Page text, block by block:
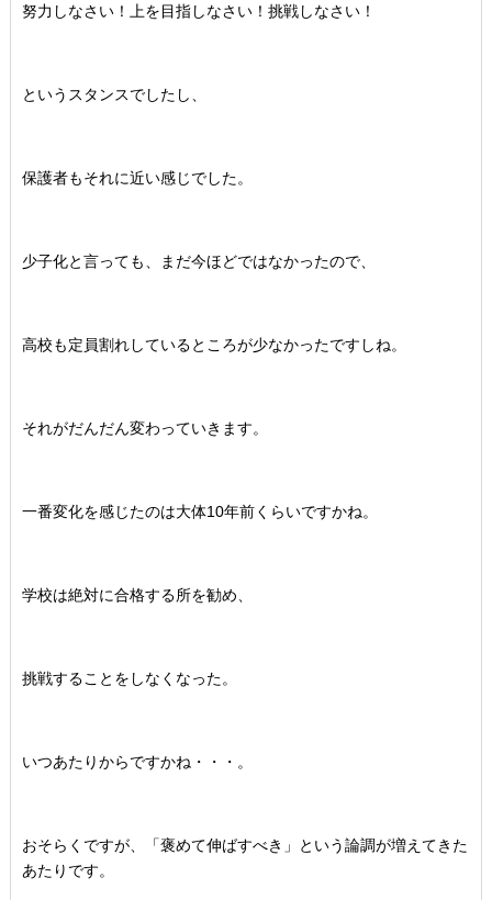
努力しなさい！上を目指しなさい！挑戦しなさい！
というスタンスでしたし、
保護者もそれに近い感じでした。
少子化と言っても、まだ今ほどではなかったので、
高校も定員割れしているところが少なかったですしね。
それがだんだん変わっていきます。
一番変化を感じたのは大体10年前くらいですかね。
学校は絶対に合格する所を勧め、
挑戦することをしなくなった。
いつあたりからですかね・・・。
おそらくですが、「褒めて伸ばすべき」という論調が増えてきた
あたりです。